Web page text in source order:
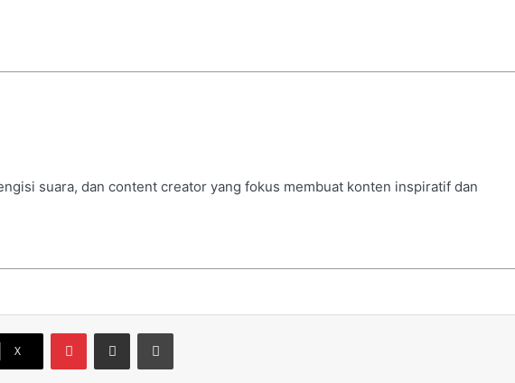
suara, dan content creator yang fokus membuat konten inspiratif dan
X
PinterestShare via Email Print